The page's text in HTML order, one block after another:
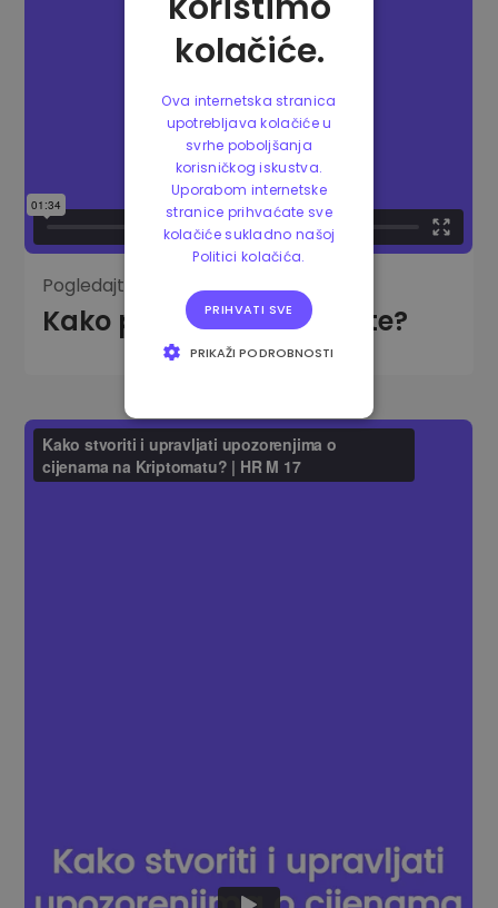
Pogledajte video:
Kako prodati kriptovalute?
kolačiće.
Ova internetska stranica
upotrebljava kolačiće u
svrhe poboljšanja
korisničkog iskustva.
Uporabom internetske
stranice prihvaćate sve
kolačiće sukladno našoj
Politici kolačića.
PRIHVATI SVE
PRIKAŽI PODROBNOSTI
IZVEDBA
CILJANOST